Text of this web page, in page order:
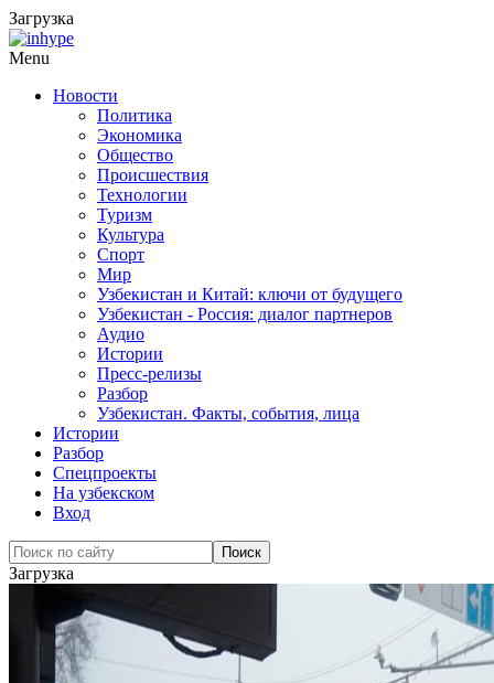
Загрузка
Menu
Новости
Политика
Экономика
Общество
Происшествия
Технологии
Туризм
Культура
Спорт
Мир
Узбекистан и Китай: ключи от будущего
Узбекистан - Россия: диалог партнеров
Аудио
Истории
Пресс-релизы
Разбор
Узбекистан. Факты, события, лица
Истории
Разбор
Спецпроекты
На узбекском
Вход
Загрузка